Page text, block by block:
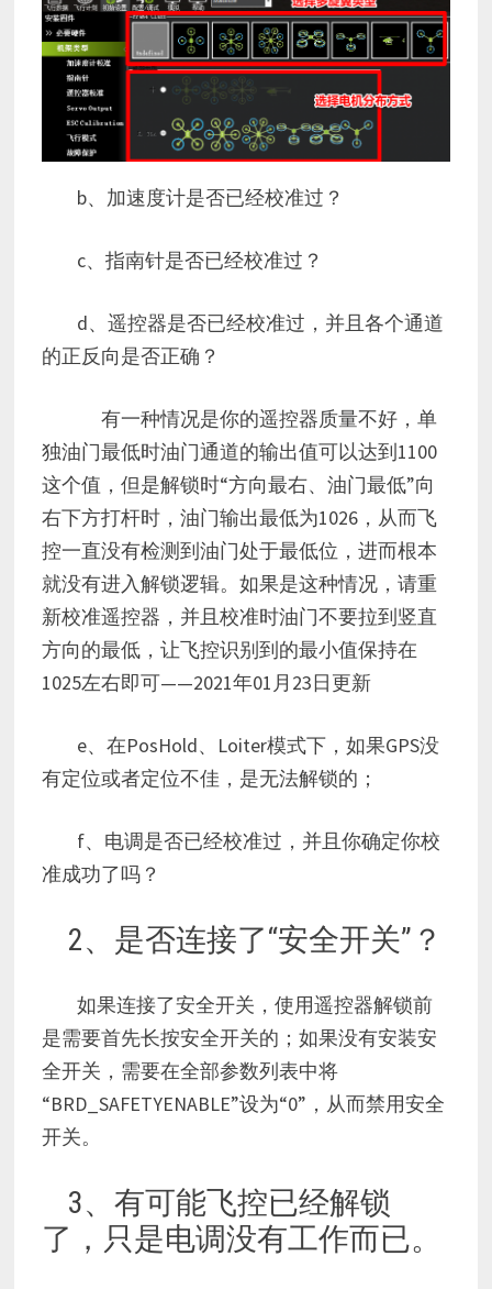
b、加速度计是否已经校准过？
c、指南针是否已经校准过？
d、遥控器是否已经校准过，并且各个通道
的正反向是否正确？
有一种情况是你的遥控器质量不好，单
独油门最低时油门通道的输出值可以达到1100
这个值，但是解锁时“方向最右、油门最低”向
右下方打杆时，油门输出最低为1026，从而飞
控一直没有检测到油门处于最低位，进而根本
就没有进入解锁逻辑。如果是这种情况，请重
新校准遥控器，并且校准时油门不要拉到竖直
方向的最低，让飞控识别到的最小值保持在
1025左右即可——2021年01月23日更新
e、在PosHold、Loiter模式下，如果GPS没
有定位或者定位不佳，是无法解锁的；
f、电调是否已经校准过，并且你确定你校
准成功了吗？
2、是否连接了“安全开关”？
如果连接了安全开关，使用遥控器解锁前
是需要首先长按安全开关的；如果没有安装安
全开关，需要在全部参数列表中将
“BRD_SAFETYENABLE”设为“0”，从而禁用安全
开关。
3、有可能飞控已经解锁
了，只是电调没有工作而已。